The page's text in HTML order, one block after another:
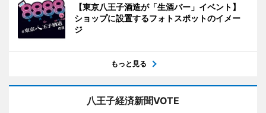
【東京八王子酒造が「生酒バー」イベント】
ショップに設置するフォトスポットのイメー
ジ
もっと見る
八王子経済新聞VOTE